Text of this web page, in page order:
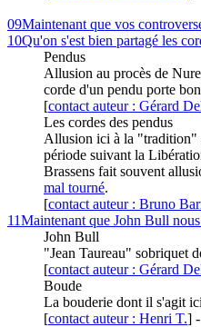
09Maintenant que vos
10Qu'on s'est bien partagé les
Pendus
Allusion au procès de
corde d'un pendu porte
[contact auteur : Gérard
Les cordes des pendus
Allusion ici à la "tradition"
période suivant la
Brassens fait souvent
mal tourné.
[contact auteur : Bruno
11Maintenant que John Bull
John Bull
"Jean Taureau" sobriquet
[contact auteur : Gérard
Boude
La bouderie dont il s'agit
[contact auteur : Henri T.] -